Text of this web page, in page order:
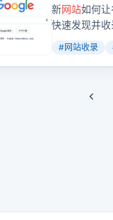
新网站如何
快速发现并
参数显示不
#网站收录